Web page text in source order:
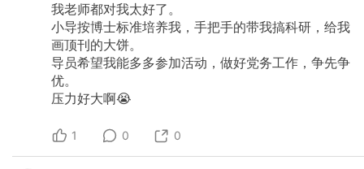
我老师都对我太好了。
小导按博士标准培养我，手把手的带我搞科研，给我
画顶刊的大饼。
导员希望我能多多参加活动，做好党务工作，争先争
优。
压力好大啊😭
1 0 0